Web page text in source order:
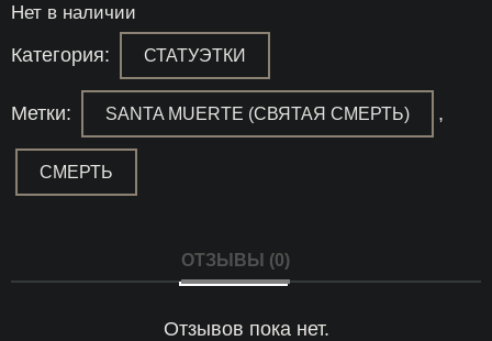
Нет в наличии
Категория: СТАТУЭТКИ
Метки: SANTA MUERTE (СВЯТАЯ СМЕРТЬ) ,
СМЕРТЬ
ОТЗЫВЫ (0)
Отзывов пока нет.